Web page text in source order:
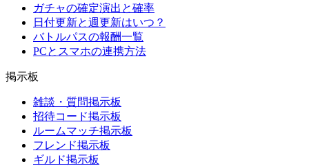
ガチャの確定演出と確率
日付更新と週更新はいつ？
バトルパスの報酬一覧
PCとスマホの連携方法
掲示板
雑談・質問掲示板
招待コード掲示板
ルームマッチ掲示板
フレンド掲示板
ギルド掲示板